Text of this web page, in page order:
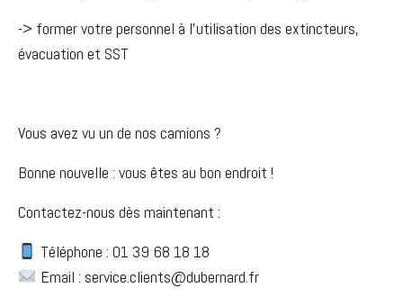
-> former votre personnel à l’utilisation des extincteurs,
évacuation et SST
Vous avez vu un de nos camions ?
Bonne nouvelle : vous êtes au bon endroit !
Contactez-nous dès maintenant :
Téléphone : 01 39 68 18 18
Email : service.clients@dubernard.fr